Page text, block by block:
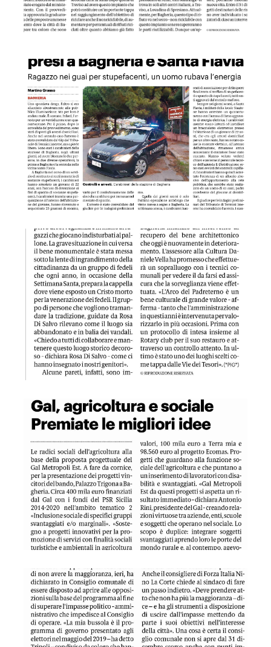
GDS 04/04/2023 Spaccio di droga e furti Enel: presi a
GDS 05/04/2023 Bagheria, nel degrado l'Arco del
GDS 06/04/2023 Gal agricoltura e sociale premiate le
GDS 06/04/2023 Tripoli in minoranza il sindaco di